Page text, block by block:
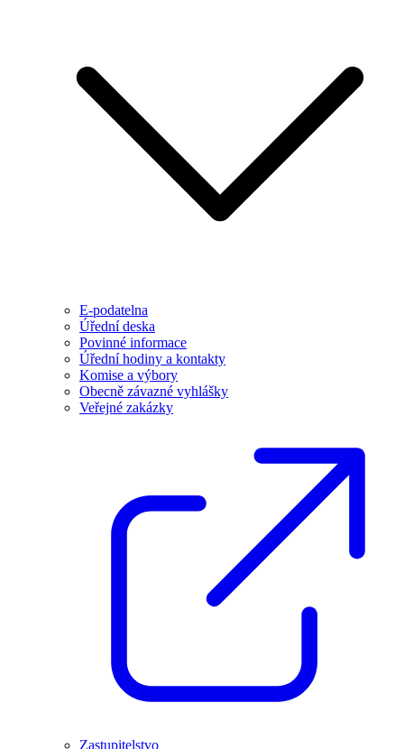
E-podatelna
Úřední deska
Povinné informace
Úřední hodiny a kontakty
Komise a výbory
Obecně závazné vyhlášky
Veřejné zakázky
Zastupitelstvo